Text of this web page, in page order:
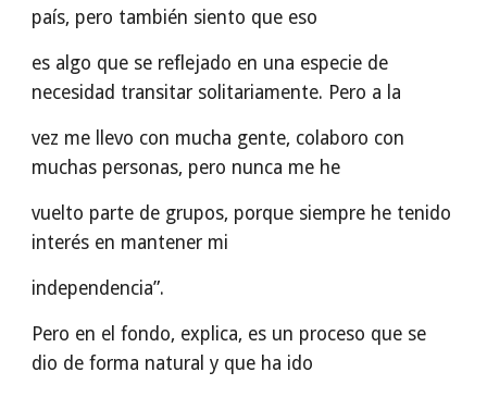
país, pero también siento que eso
es algo que se reflejado en una especie de
necesidad transitar solitariamente. Pero a la
vez me llevo con mucha gente, colaboro con
muchas personas, pero nunca me he
vuelto parte de grupos, porque siempre he tenido
interés en mantener mi
independencia”.
Pero en el fondo, explica, es un proceso que se
dio de forma natural y que ha ido